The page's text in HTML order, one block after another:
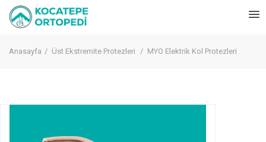
Anasayfa Üst Ekstremite Protezleri MYO Elektrik Kol Protezleri